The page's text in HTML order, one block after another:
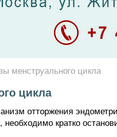
менструального цикла
цикла
отторжения
необходимо кратко